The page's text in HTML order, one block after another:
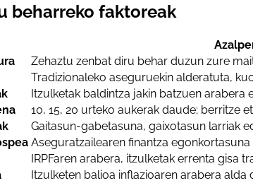
beharreko faktoreak
Zehaztu zenbat diru behar duzun zure
Tradizionaleko aseguruekin alderatuta,
Itzulketak baldintza jakin batzuen arabera
10, 15, 20 urteko aukerak daude; berritze
Gaitasun-gabetasuna, gaixotasun larriak
Aseguratzailearen finantza
IRPFaren arabera, itzulketak errenta gisa
Itzulketen balioa inflazioaren arabera alda